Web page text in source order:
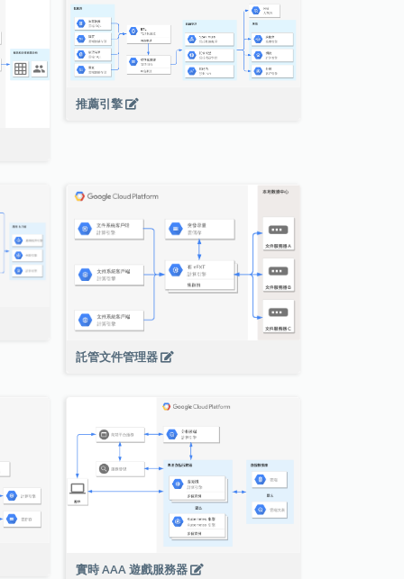
推薦引擎
託管文件管理器
實時 AAA 遊戲服務器